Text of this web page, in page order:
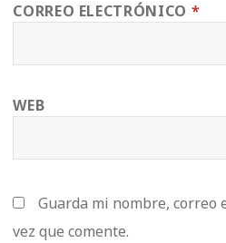
CORREO ELECTRÓNICO *
WEB
Guarda mi nombre, correo
vez que comente.